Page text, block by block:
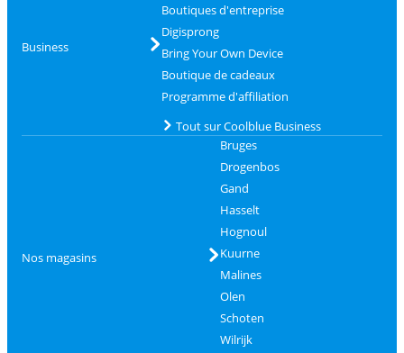
Business
Boutiques d'entreprise
Digisprong
Bring Your Own Device
Boutique de cadeaux
Programme d'affiliation
Tout sur Coolblue Business
Nos magasins
Bruges
Drogenbos
Gand
Hasselt
Hognoul
Kuurne
Malines
Olen
Schoten
Wilrijk